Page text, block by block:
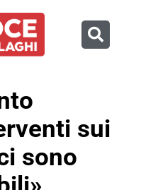
sui
sono